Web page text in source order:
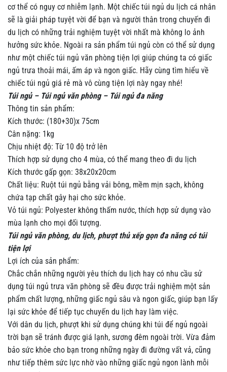
cơ thể có nguy cơ nhiễm lạnh. Một chiếc túi ngủ du lịch cá nhân
sẽ là giải pháp tuyệt vời để bạn và người thân trong chuyến đi
du lịch có những trải nghiệm tuyệt vời nhất mà không lo ảnh
hưởng sức khỏe. Ngoài ra sản phẩm túi ngủ còn có thể sử dụng
như một chiếc túi ngủ văn phòng tiện lợi giúp chúng ta có giấc
ngủ trưa thoải mái, ấm áp và ngon giấc. Hãy cùng tìm hiểu về
chiếc túi ngủ giá rẻ mà vô cùng tiện lợi này ngay nhé!
Túi ngủ – Túi ngủ văn phòng – Túi ngủ đa năng
Thông tin sản phẩm:
Kích thước: (180+30)x 75cm
Cân nặng: 1kg
Chịu nhiệt độ: Từ 10 độ trở lên
Thích hợp sử dụng cho 4 mùa, có thể mang theo đi du lịch
Kích thước gấp gọn: 38x20x20cm
Chất liệu: Ruột túi ngủ bằng vải bông, mềm mịn sạch, không
chứa tạp chất gây hại cho sức khỏe.
Vỏ túi ngủ: Polyester không thấm nước, thích hợp sử dụng vào
mùa lạnh cho mọi đối tượng.
Túi ngủ văn phòng, du lịch, phượt thủ xếp gọn đa năng có túi
tiện lợi
Lợi ích của sản phẩm:
Chắc chắn những người yêu thích du lịch hay có nhu cầu sử
dụng túi ngủ trưa văn phòng sẽ đều được trải nghiệm một sản
phẩm chất lượng, những giấc ngủ sâu và ngon giấc, giúp bạn lấy
lại sức khỏe để tiếp tục chuyến du lịch hay làm việc.
Với dân du lịch, phượt khi sử dụng chúng khi túi để ngủ ngoài
trời bạn sẽ tránh được giá lạnh, sương đêm ngoài trời. Vừa đảm
bảo sức khỏe cho bạn trong những ngày đi đường vất vả, cũng
như tiếp thêm sức lực nhờ vào những giấc ngủ ngon lành mỗi